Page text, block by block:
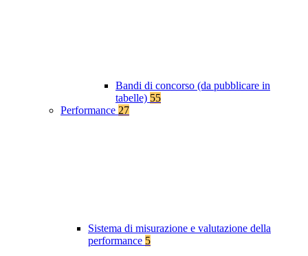
Bandi di concorso (da pubblicare in
tabelle) 55
Performance 27
Sistema di misurazione e valutazione della
performance 5